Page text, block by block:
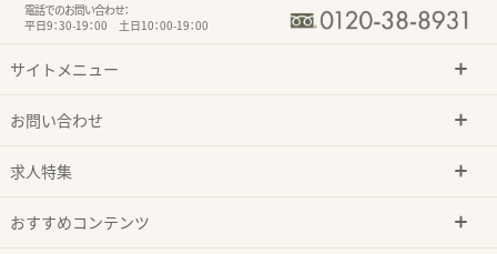
電話でのお問い合わせ：
平日9：30-19：00 土日10：00-19：00
サイトメニュー
お問い合わせ
求人特集
おすすめコンテンツ